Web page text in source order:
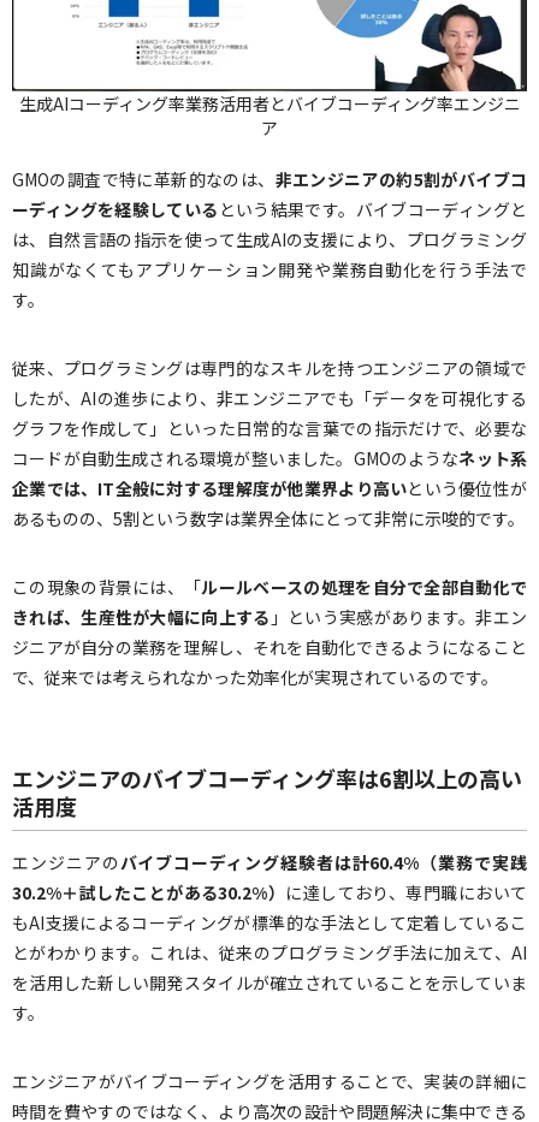
生成AIコーディング率業務活用者とバイブコーディング率エンジニ
ア
GMOの調査で特に革新的なのは、 非エンジニアの約5割がバイブコ
ーディングを経験している という結果です。バイブコーディングと
は、自然言語の指示を使って生成AIの支援により、プログラミング
知識がなくてもアプリケーション開発や業務自動化を行う手法で
す。
従来、プログラミングは専門的なスキルを持つエンジニアの領域で
したが、AIの進歩により、非エンジニアでも「データを可視化する
グラフを作成して」といった日常的な言葉での指示だけで、必要な
コードが自動生成される環境が整いました。GMOのようなネット系
企業では、IT全般に対する理解度が他業界より高いという優位性が
あるものの、5割という数字は業界全体にとって非常に示唆的です。
この現象の背景には、「ルールベースの処理を自分で全部自動化で
きれば、生産性が大幅に向上する 」という実感があります。非エン
ジニアが自分の業務を理解し、それを自動化できるようになること
で、従来では考えられなかった効率化が実現されているのです。
エンジニアのバイブコーディング率は6割以上の高い
活用度
エンジニアのバイブコーディング経験者は計60.4%（業務で実践
30.2%＋試したことがある30.2%） に達しており、専門職において
もAI支援によるコーディングが標準的な手法として定着しているこ
とがわかります。これは、従来のプログラミング手法に加えて、AI
を活用した新しい開発スタイルが確立されていることを示していま
す。
エンジニアがバイブコーディングを活用することで、実装の詳細に
時間を費やすのではなく、より高次の設計や問題解決に集中できる